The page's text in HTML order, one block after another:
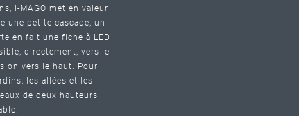
I-MAGO met en valeur
une petite cascade, un
en fait une fiche à LED
directement, vers le
vers le haut. Pour
les allées et les
de deux hauteurs